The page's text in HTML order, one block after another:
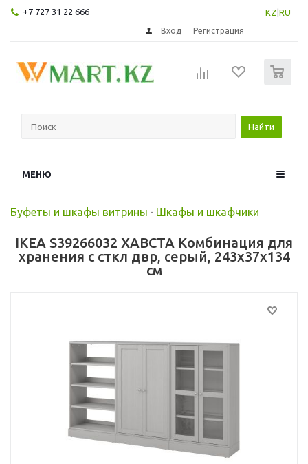
+7 727 31 22 666 KZ RU
Вход Регистрация
Найти
МЕНЮ
Буфеты и шкафы витрины - Шкафы и шкафчики
IKEA S39266032 ХАВСТА Комбинация для
хранения с сткл двр, серый, 243x37x134
см